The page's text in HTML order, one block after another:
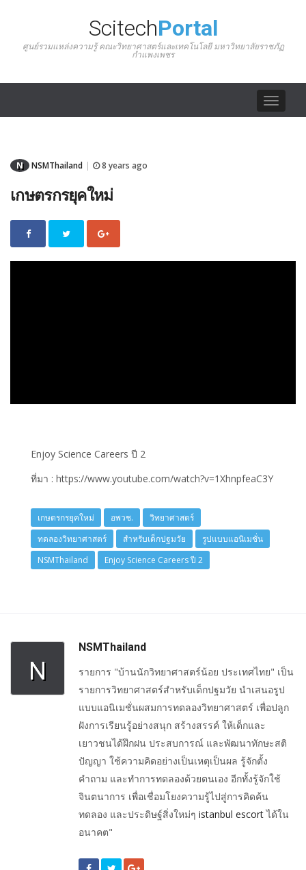
ScitechPortal
ศูนย์รวมแหล่งความรู้ คณะวิทยาศาสตร์และเทคโนโลยี มหาวิทยาลัยราชภัฏ
กำแพงเพชร
Toggle
N NSMThailand 8 years ago
เกษตรกรยุคใหม่
Enjoy Science Careers ปี 2
ที่มา : https://www.youtube.com/watch?v=1XhnpfeaC3Y
เกษตรกรยุคใหม่ อพวช.
วิทยาศาสตร์
ทดลองวิทยาศาสตร์
สำหรับเด็กปฐมวัย
รูปแบบแอนิเมชั่น
NSMThailand
Enjoy Science Careers ปี 2
N
NSMThailand
รายการ "บ้านนักวิทยาศาสตร์น้อย ประเทศไทย" เป็น
รายการวิทยาศาสตร์สำหรับเด็กปฐมวัย นำเสนอรูป
แบบแอนิเมชั่นผสมการทดลองวิทยาศาสตร์ เพื่อปลูก
ฝังการเรียนรู้อย่างสนุก สร้างสรรค์ ให้เด็กและ
เยาวชนได้ฝึกฝน ประสบการณ์ และพัฒนาทักษะสติ
ปัญญา ใช้ความคิดอย่างเป็นเหตุเป็นผล รู้จักตั้ง
คำถาม และทำการทดลองด้วยตนเอง อีกทั้งรู้จักใช้
จินตนาการ เพื่อเชื่อมโยงความรู้ไปสู่การคิดค้น
ทดลอง และประดิษฐ์สิ่งใหม่ๆ istanbul escortได้ใน
อนาคต"